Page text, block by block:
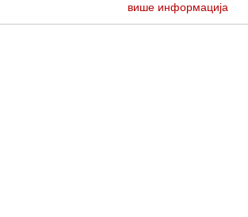
више информација